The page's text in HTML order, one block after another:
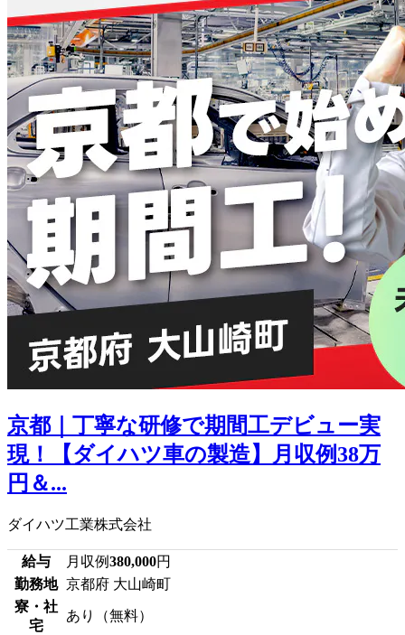
京都｜丁寧な研修で期間工デビュー実
現！【ダイハツ車の製造】月収例38万
円＆...
ダイハツ工業株式会社
給与 月収例380,000円
勤務地 京都府 大山崎町
寮・社
宅
あり（無料）